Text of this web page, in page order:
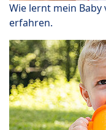
Wie lernt mein Baby
erfahren.